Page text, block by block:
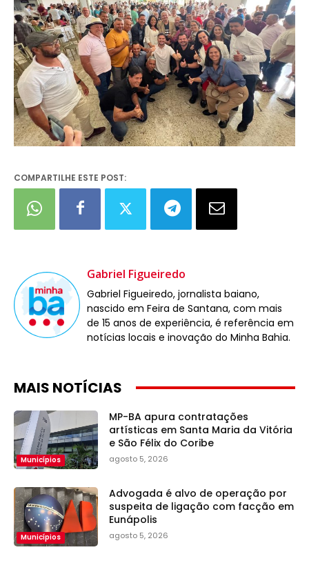
COMPARTILHE ESTE POST:
Gabriel Figueiredo
Gabriel Figueiredo, jornalista baiano,
nascido em Feira de Santana, com mais
de 15 anos de experiência, é referência em
notícias locais e inovação do Minha Bahia.
MAIS NOTÍCIAS
Municípios
MP-BA apura contratações
artísticas em Santa Maria da Vitória
e São Félix do Coribe
agosto 5, 2026
Municípios
Advogada é alvo de operação por
suspeita de ligação com facção em
Eunápolis
agosto 5, 2026